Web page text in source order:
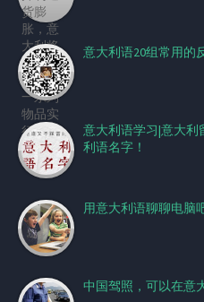
意大利语20组常用的
意大利语学习|意大利
利语名字！
用意大利语聊聊电脑
中国驾照，可以在意